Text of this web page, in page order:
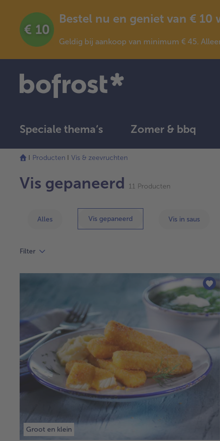
Bestel nu en geniet van €
Geldig bij aankoop van minimum € 45.
Speciale thema‘s Zomer & bbq
Producten
Vis & zeevruchten
Vis gepaneerd 11 Producten
Alles Vis gepaneerd Vis in saus
Filter
Groot en klein